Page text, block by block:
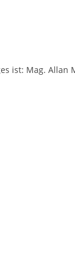
ist: Mag. Allan